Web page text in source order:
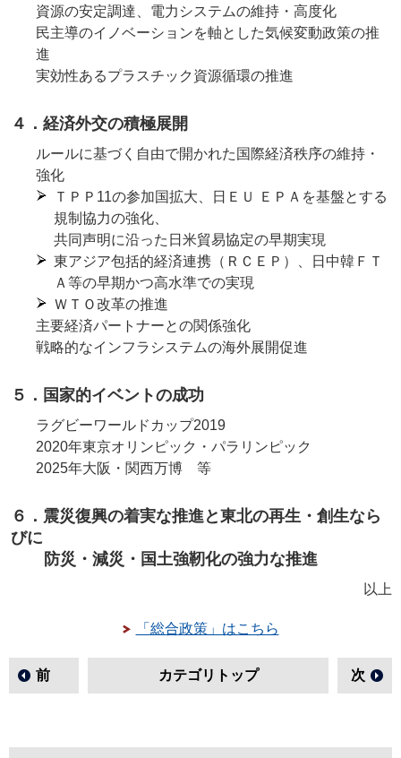
資源の安定調達、電力システムの維持・高度化
民主導のイノベーションを軸とした気候変動政策の推
進
実効性あるプラスチック資源循環の推進
４．経済外交の積極展開
ルールに基づく自由で開かれた国際経済秩序の維持・
強化
ＴＰＰ11の参加国拡大、日ＥＵ ＥＰＡを基盤とする
規制協力の強化、
共同声明に沿った日米貿易協定の早期実現
東アジア包括的経済連携（ＲＣＥＰ）、日中韓ＦＴ
Ａ等の早期かつ高水準での実現
ＷＴＯ改革の推進
主要経済パートナーとの関係強化
戦略的なインフラシステムの海外展開促進
５．国家的イベントの成功
ラグビーワールドカップ2019
2020年東京オリンピック・パラリンピック
2025年大阪・関西万博 等
６．震災復興の着実な推進と東北の再生・創生なら
びに
防災・減災・国土強靭化の強力な推進
以上
「総合政策」はこちら
前 カテゴリトップ 次